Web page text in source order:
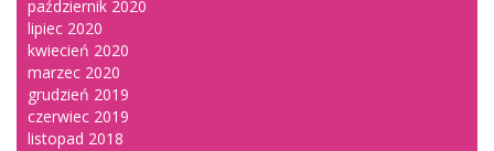
październik 2020
lipiec 2020
kwiecień 2020
marzec 2020
grudzień 2019
czerwiec 2019
listopad 2018